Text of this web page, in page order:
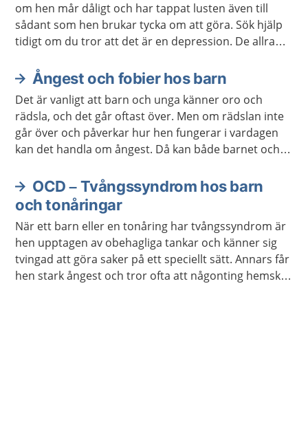
om hen mår dåligt och har tappat lusten även till
sådant som hen brukar tycka om att göra. Sök hjälp
tidigt om du tror att det är en depression. De allra
behandling.
Ångest och fobier hos barn
Det är vanligt att barn och unga känner oro och
rädsla, och det går oftast över. Men om rädslan inte
går över och påverkar hur hen fungerar i vardagen
kan det handla om ångest. Då kan både barnet och
behövs behandling.
OCD – Tvångssyndrom hos barn
och tonåringar
När ett barn eller en tonåring har tvångssyndrom är
hen upptagen av obehagliga tankar och känner sig
tvingad att göra saker på ett speciellt sätt. Annars får
hen stark ångest och tror ofta att någonting hemskt